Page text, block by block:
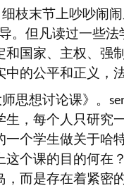
枝末节上吵吵闹
。但凡读过一些
和国家、主权、强
的公平和正义，
思想讨论课》。
生，每个人只研究
一个学生做关于哈
这个课的目的何在
，而是存在着紧密